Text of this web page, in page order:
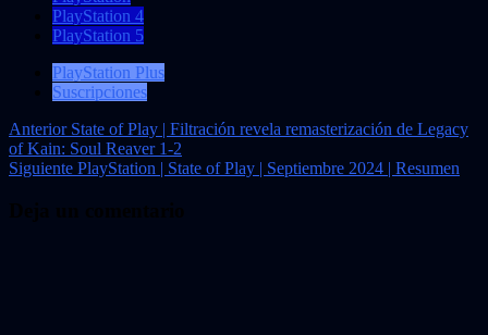
PlayStation 4
PlayStation 5
PlayStation Plus
Suscripciones
Navegación
de
AnteriorState of Play | Filtración revela remasterización de Legacy
of Kain: Soul Reaver 1-2
Siguiente PlayStation | State of Play | Septiembre 2024 | Resumen